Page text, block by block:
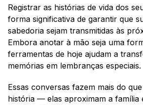
Registrar as histórias de vida dos
forma significativa de garantir que
sabedoria sejam transmitidas às
Embora anotar à mão seja uma
ferramentas de hoje ajudam a
memórias em lembranças especiais.
Essas conversas fazem mais do
história — elas aproximam a família